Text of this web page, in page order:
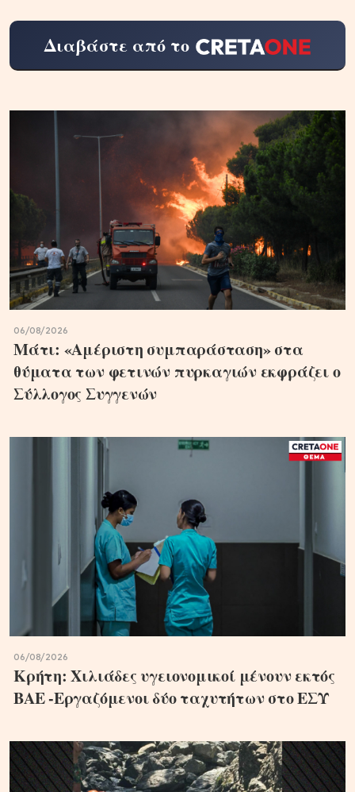
Διαβάστε από το
06/08/2026
Μάτι: «Αμέριστη συμπαράσταση» στα
θύματα των φετινών πυρκαγιών εκφράζει ο
Σύλλογος Συγγενών
06/08/2026
Κρήτη: Χιλιάδες υγειονομικοί μένουν εκτός
ΒΑΕ -Εργαζόμενοι δύο ταχυτήτων στο ΕΣΥ